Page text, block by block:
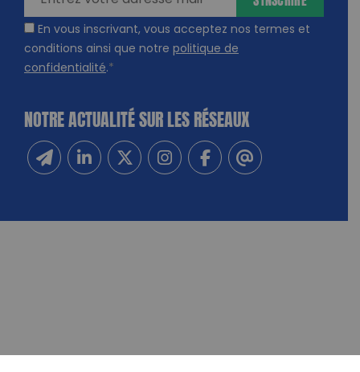
En vous inscrivant, vous acceptez nos termes et
conditions ainsi que notre politique de
confidentialité.*
NOTRE ACTUALITÉ SUR LES RÉSEAUX